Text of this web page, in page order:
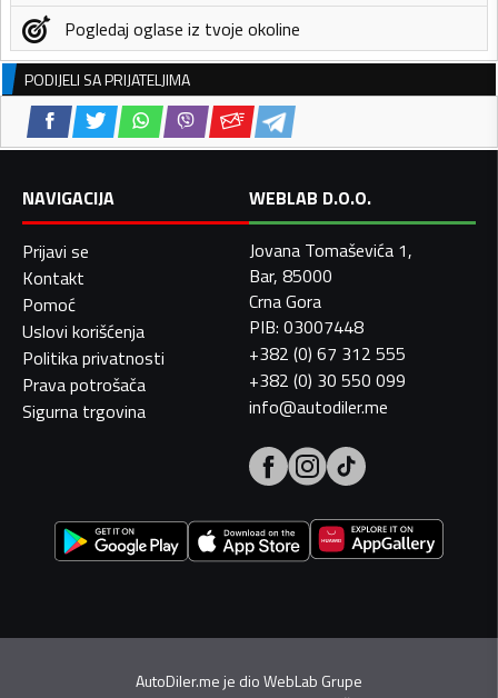
Pogledaj oglase iz tvoje okoline
PODIJELI SA PRIJATELJIMA
NAVIGACIJA
Prijavi se
Kontakt
Pomoć
Uslovi korišćenja
Politika privatnosti
Prava potrošača
Sigurna trgovina
WEBLAB D.O.O.
Jovana Tomaševića 1,
Bar, 85000
Crna Gora
PIB: 03007448
+382 (0) 67 312 555
+382 (0) 30 550 099
info@autodiler.me
AutoDiler.me je dioWebLab Grupe